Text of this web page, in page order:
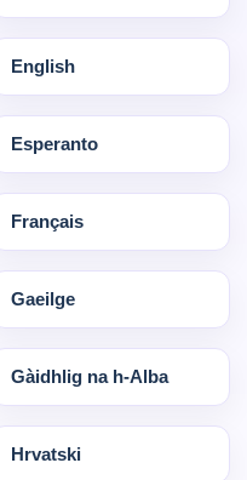
English
Esperanto
Français
Gaeilge
Gàidhlig na h-Alba
Hrvatski